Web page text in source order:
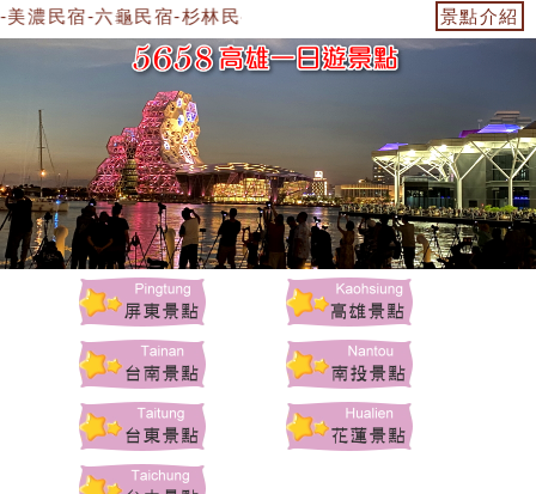
民宿-六龜民宿-杉林民宿-美濃景點-杉林景點-茂林景點-六
景點介紹